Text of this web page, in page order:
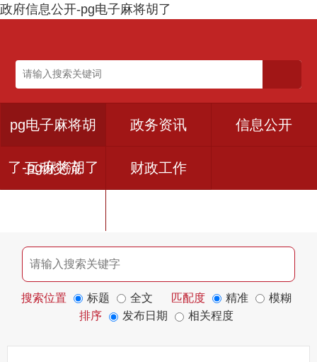
政府信息公开-pg电子麻将胡了
pg电子麻将胡
了-pg麻将胡了
政务资讯 信息公开
互动交流 财政工作
搜索位置 标题 全文 匹配度 精准
模糊
排序
发布日期 相关程度